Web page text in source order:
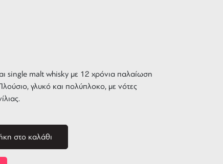
single malt whisky με 12 χρόνια παλαίωση
γλυκό και πολύπλοκο, με νότες
στο καλάθι